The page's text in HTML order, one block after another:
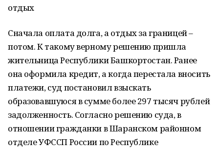
отдых
Сначала оплата долга, а отдых за границей –
потом. К такому верному решению пришла
жительница Республики Башкортостан. Ранее
она оформила кредит, а когда перестала вносить
платежи, суд постановил взыскать
образовавшуюся в сумме более 297 тысяч рублей
задолженность. Согласно решению суда, в
отношении гражданки в Шаранском районном
отделе УФССП России по Республике